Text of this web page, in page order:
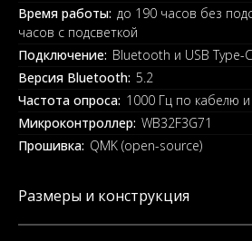
Время работы: до 190 часов без
часов с подсветкой
Подключение: Bluetooth и USB Type-C
Версия Bluetooth: 5.2
Частота опроса: 1000 Гц по кабелю
Микроконтроллер: WB32F3G71
Прошивка: QMK (open-source)
Размеры и конструкция